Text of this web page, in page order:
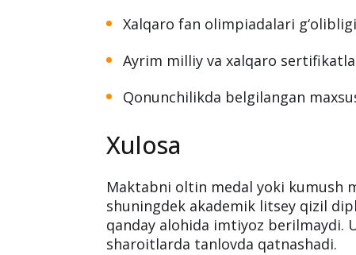
Xalqaro fan olimpiadalari
Ayrim milliy va xalqaro
Qonunchilikda belgilangan
Xulosa
Maktabni oltin medal yoki kumush
shuningdek akademik litsey qizil
qanday alohida imtiyoz
sharoitlarda tanlovda qatnashadi.